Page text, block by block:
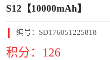
S12【10000mAh】
编号： SD176051225818
积分： 126